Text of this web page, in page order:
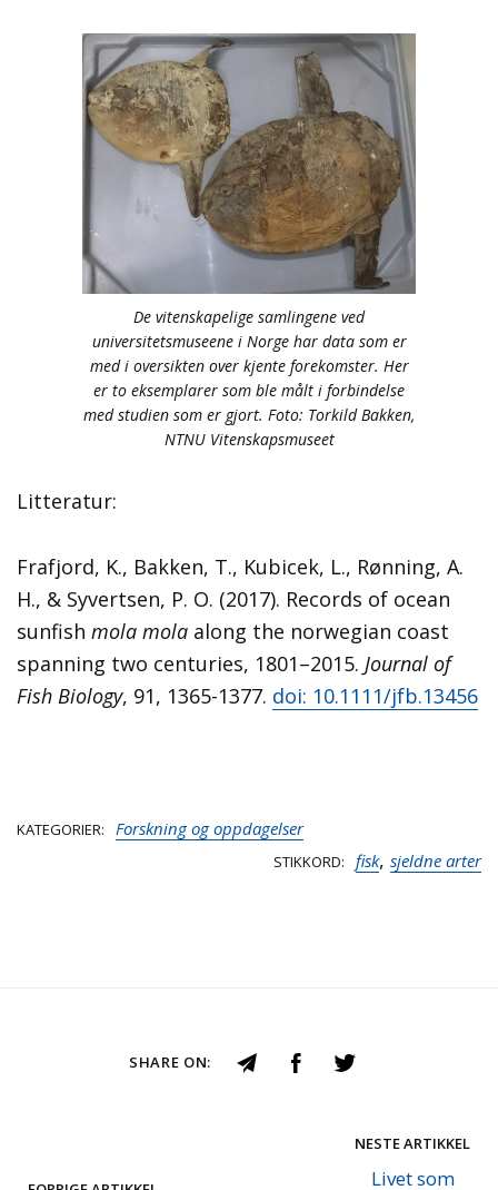
De vitenskapelige samlingene ved
universitetsmuseene i Norge har data som er
med i oversikten over kjente forekomster. Her
er to eksemplarer som ble målt i forbindelse
med studien som er gjort. Foto: Torkild Bakken,
NTNU Vitenskapsmuseet
Litteratur:
Frafjord, K., Bakken, T., Kubicek, L., Rønning, A.
H., & Syvertsen, P. O. (2017). Records of ocean
sunfish mola mola along the norwegian coast
spanning two centuries, 1801–2015. Journal of
Fish Biology, 91, 1365-1377. doi: 10.1111/jfb.13456
KATEGORIER Forskning og oppdagelser
STIKKORD fisk, sjeldne arter
SHARE ON:
NESTE ARTIKKEL
Livet som